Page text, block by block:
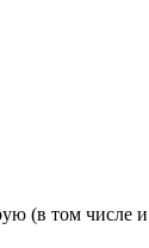
(в том числе и